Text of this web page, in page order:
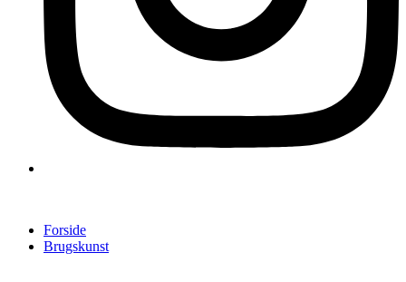
Forside
Brugskunst